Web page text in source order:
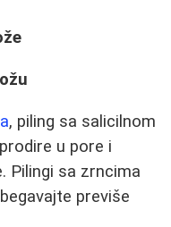
, piling sa salicilnom
u pore i
Pilingi sa zrncima
previše